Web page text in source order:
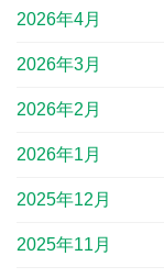
2026年4月
2026年3月
2026年2月
2026年1月
2025年12月
2025年11月